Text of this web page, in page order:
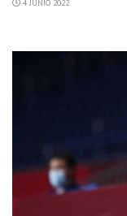
4 JUNIO 2022